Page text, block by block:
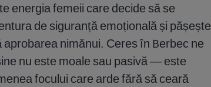
energia femeii care decide să se
de siguranță emoțională și pășește
nimănui. Ceres în Berbec ne
nu este moale sau pasivă — este
focului care arde fără să ceară